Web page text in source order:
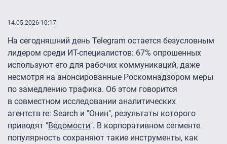
14.05.2026 10:17
На сегодняшний день Telegram остается безусловным
лидером среди ИТ-специалистов: 67% опрошенных
используют его для рабочих коммуникаций, даже
несмотря на анонсированные Роскомнадзором меры
по замедлению трафика. Об этом говорится
в совместном исследовании аналитических
агентств re: Search и "Онин", результаты которого
приводят "Ведомости". В корпоративном сегменте
популярность сохраняют такие инструменты, как